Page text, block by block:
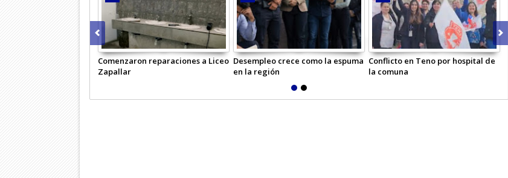
Comenzaron reparaciones a Liceo
Zapallar
Desempleo crece como la espuma
en la región
Conflicto en Teno por hospital de
la comuna